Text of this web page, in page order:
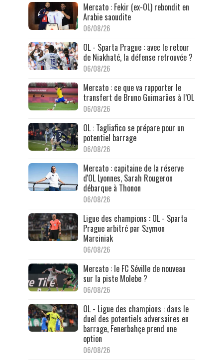
Mercato : Fekir (ex-OL) rebondit en
Arabie saoudite
06/08/26
OL - Sparta Prague : avec le retour
de Niakhaté, la défense retrouvée ?
06/08/26
Mercato : ce que va rapporter le
transfert de Bruno Guimarães à l’OL
06/08/26
OL : Tagliafico se prépare pour un
potentiel barrage
06/08/26
Mercato : capitaine de la réserve
d'OL Lyonnes, Sarah Rougeron
débarque à Thonon
06/08/26
Ligue des champions : OL - Sparta
Prague arbitré par Szymon
Marciniak
06/08/26
Mercato : le FC Séville de nouveau
sur la piste Molebe ?
06/08/26
OL - Ligue des champions : dans le
duel des potentiels adversaires en
barrage, Fenerbahçe prend une
option
06/08/26